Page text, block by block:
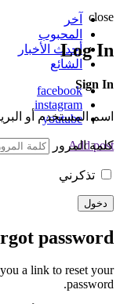
آخر
المحبوب
أحدث الأخبار
الشائع
facebook
instagram
youtube
Add post
close
Log In
Sign In
اسم المستخدم أو
كلمة المرور
تذكرني
password?
a link to reset your
password.